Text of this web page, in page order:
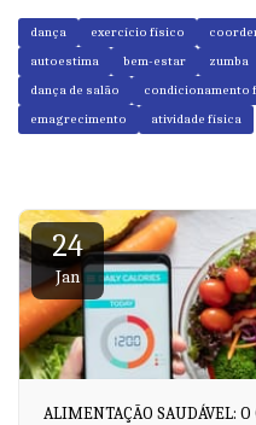
dança exercício físico
autoestima
bem-estar zumba
dança de salão
condicionamento
emagrecimento
atividade física
24
Jan
ALIMENTAÇÃO SAUDÁVEL: